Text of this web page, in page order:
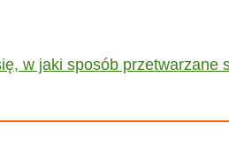
w jaki sposób przetwarzane